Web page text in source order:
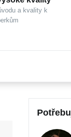
a kvality k